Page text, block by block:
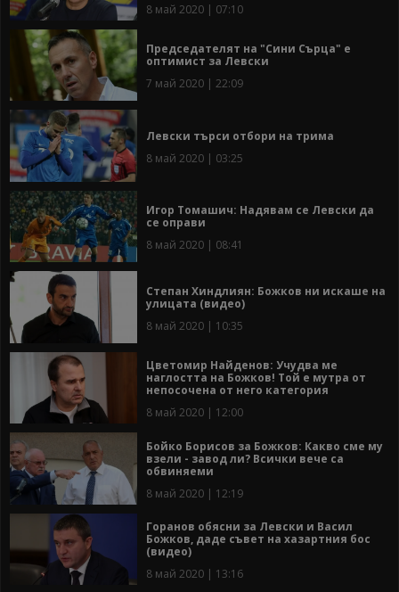
8 май 2020 | 07:10
Председателят на "Сини Сърца" е
оптимист за Левски
7 май 2020 | 22:09
Левски търси отбори на трима
8 май 2020 | 03:25
Игор Томашич: Надявам се Левски да
се оправи
8 май 2020 | 08:41
Степан Хиндлиян: Божков ни искаше на
улицата (видео)
8 май 2020 | 10:35
Цветомир Найденов: Учудва ме
наглостта на Божков! Той е мутра от
непосочена от него категория
8 май 2020 | 12:00
Бойко Борисов за Божков: Какво сме му
взели - завод ли? Всички вече са
обвиняеми
8 май 2020 | 12:19
Горанов обясни за Левски и Васил
Божков, даде съвет на хазартния бос
(видео)
8 май 2020 | 13:16